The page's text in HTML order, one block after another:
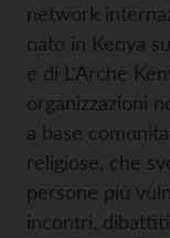
network
nato in Kenya
e di L'Arche
organizzazioni
a base
religiose, che
persone più
incontri,